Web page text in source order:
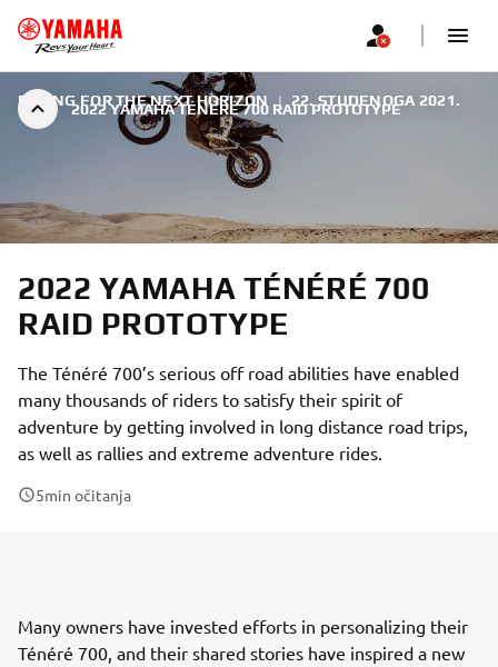
2022 YAMAHA TÉNÉRÉ 700 RAID PROTOTYPE
RACING FOR THE NEXT HORIZON | 22. STUDENOGA 2021.
2022 YAMAHA TÉNÉRÉ 700
RAID PROTOTYPE
The Ténéré 700’s serious off road abilities have enabled
many thousands of riders to satisfy their spirit of
adventure by getting involved in long distance road trips,
as well as rallies and extreme adventure rides.
5min očitanja
Many owners have invested efforts in personalizing their
Ténéré 700, and their shared stories have inspired a new